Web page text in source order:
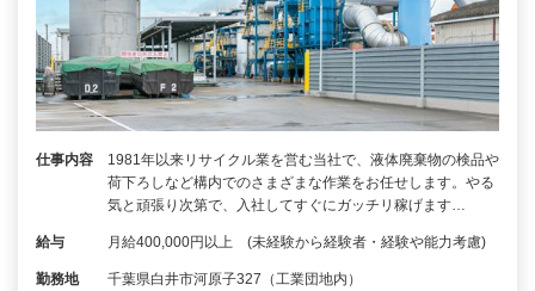
仕事内容
1981年以来リサイクル業を営む当社で、液体廃棄物の検品や
荷下ろしなど構内でのさまざまな作業をお任せします。やる
気と頑張り次第で、入社してすぐにガッチリ稼げます…
給与 月給400,000円以上 (未経験から経験者・経験や能力考慮)
勤務地 千葉県白井市河原子327（工業団地内）